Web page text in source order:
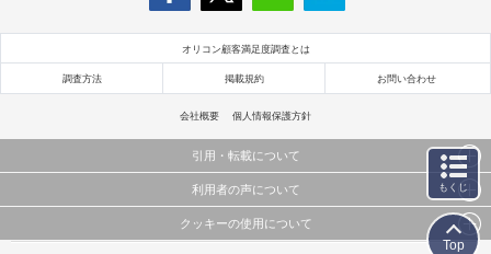
オリコン顧客満足度調査とは
調査方法 掲載規約 お問い合わせ
会社概要 個人情報保護方針
引用・転載について
当サイトで公開されている情報（文字、写真、イラスト、画像データ等）及びこれらの配置・
これらの情報を権利者の許可なく無断転載・複製などの二次利用を行うことは固く禁じており
利用者の声について
当サイトに掲載している内容はすべてサービスの利用者が提出された見解・感想です。
クッキーの使用について
もくじ
Top